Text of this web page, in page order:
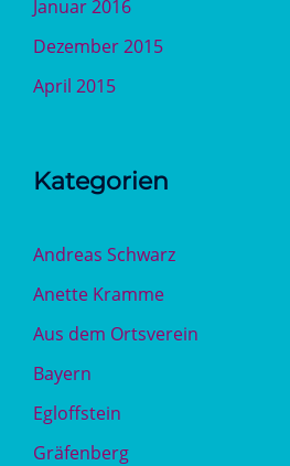
Januar 2016
Dezember 2015
April 2015
Kategorien
Andreas Schwarz
Anette Kramme
Aus dem Ortsverein
Bayern
Egloffstein
Gräfenberg